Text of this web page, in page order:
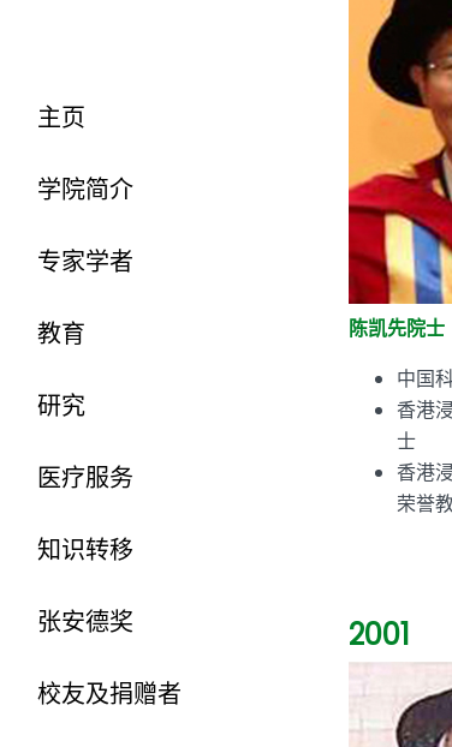
主页
学院简介
专家学者
教育
研究
医疗服务
知识转移
张安德奖
校友及捐赠者
陈凯先院士
中国
香港
士
香港
荣誉
2001